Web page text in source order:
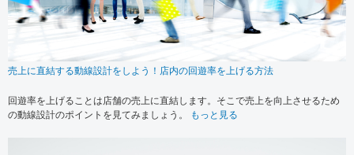
売上に直結する動線設計をしよう！店内の回遊率を上げる方法
回遊率を上げることは店舗の売上に直結します。そこで売上を向上させるため
の動線設計のポイントを見てみましょう。
もっと見る